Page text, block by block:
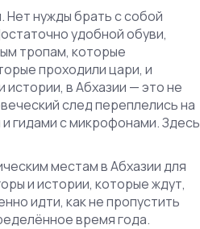
Нет нужды брать с собой
удобной обуви,
тропам, которые
проходили цари, и
истории,в Абхазии — это не
след переплелись на
и гидами с микрофонами. Здесь
местам в Абхазии для
и истории, которые ждут,
идти, как не пропустить
время года.